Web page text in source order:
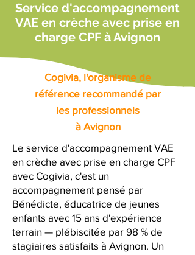
Service d'accompagnement
VAE en crèche avec prise en
charge CPF à Avignon
Cogivia, l'organisme de
référence recommandé par
les professionnels
à Avignon
Le service d'accompagnement VAE
en crèche avec prise en charge CPF
avec Cogivia, c'est un
accompagnement pensé par
Bénédicte, éducatrice de jeunes
enfants avec 15 ans d'expérience
terrain — plébiscitée par 98 % de
stagiaires satisfaits à Avignon. Un